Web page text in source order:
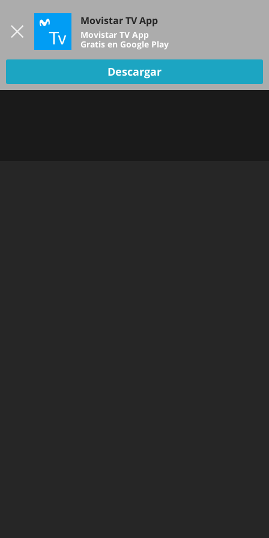
TV EN VIVO
Movistar TV App
Movistar TV App
Gratis en Google Play
Descargar